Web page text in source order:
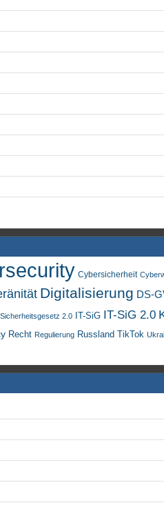
Cybersicherheit
Digitalisierung DS-
2.0 IT-SiG IT-SiG 2.0
Recht Regulierung Russland TikTok